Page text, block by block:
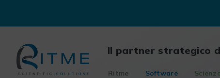
content
Il partner strategico
Ritme Software